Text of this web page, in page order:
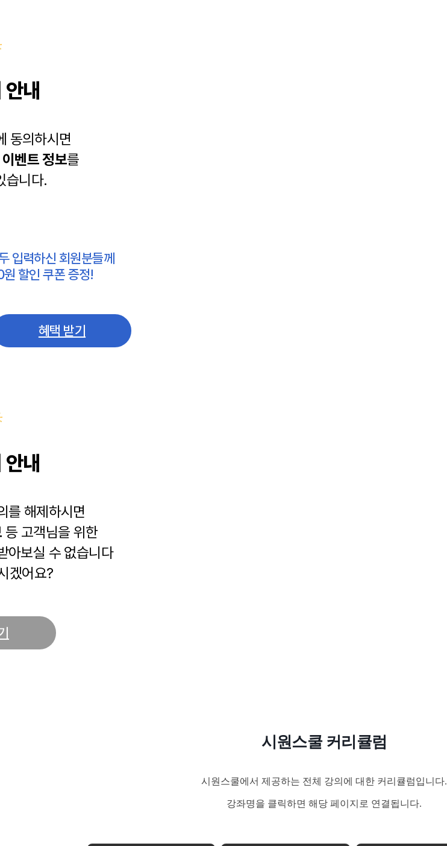
내
동의하시면
이벤트 정보를
습니다.
입력하신 회원분들께
할인 쿠폰 증정!
혜택 받기
내
를 해제하시면
등 고객님을 위한
아보실 수 없습니다
겠어요?
시원스쿨 커리큘럼
시원스쿨에서 제공하는 전체 강의에 대한 커리큘럼입니다.
강좌명을 클릭하면 해당 페이지로 연결됩니다.